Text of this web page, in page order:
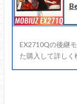
EX2710Qの後継
た購入して詳しく